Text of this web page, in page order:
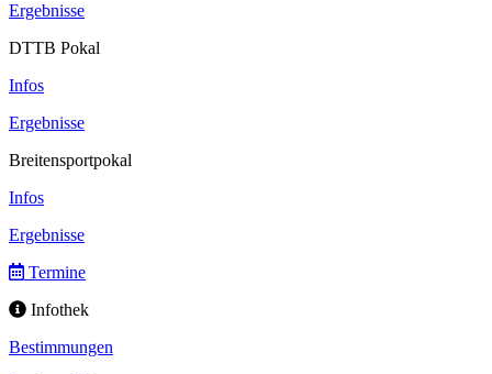
Ergebnisse
DTTB Pokal
Infos
Ergebnisse
Breitensportpokal
Infos
Ergebnisse
Termine
Infothek
Bestimmungen